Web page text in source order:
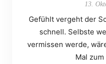
13.
Gefühlt vergeht der
schnell. Selbste
vermissen werde,
Mal